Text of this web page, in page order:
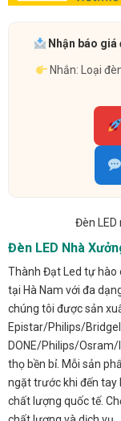
Nhận báo
Nhắn: Loại
Đèn
Đèn LED Nhà
Thành Đạt Led tự hào
tại Hà Nam với đa
chúng tôi được sản
Epistar/Philips/
DONE/Philips/
thọ bền bỉ. Mỗi sản
ngặt trước khi đến tay
chất lượng quốc tế.